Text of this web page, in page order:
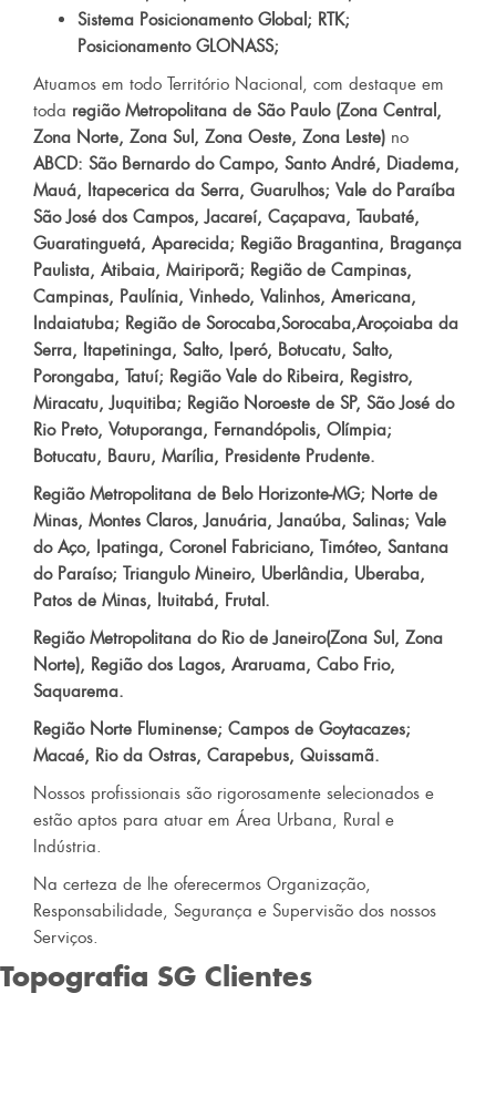
Sistema Posicionamento Global; RTK;
Posicionamento GLONASS;
Atuamos em todo Território Nacional, com destaque em
toda região Metropolitana de São Paulo (Zona Central,
Zona Norte, Zona Sul, Zona Oeste, Zona Leste) no
ABCD: São Bernardo do Campo, Santo André, Diadema,
Mauá, Itapecerica da Serra, Guarulhos; Vale do Paraíba
São José dos Campos, Jacareí, Caçapava, Taubaté,
Guaratinguetá, Aparecida; Região Bragantina, Bragança
Paulista, Atibaia, Mairiporã; Região de Campinas,
Campinas, Paulínia, Vinhedo, Valinhos, Americana,
Indaiatuba; Região de Sorocaba,Sorocaba,Aroçoiaba da
Serra, Itapetininga, Salto, Iperó, Botucatu, Salto,
Porongaba, Tatuí; Região Vale do Ribeira, Registro,
Miracatu, Juquitiba; Região Noroeste de SP, São José do
Rio Preto, Votuporanga, Fernandópolis, Olímpia;
Botucatu, Bauru, Marília, Presidente Prudente.
Região Metropolitana de Belo Horizonte-MG; Norte de
Minas, Montes Claros, Januária, Janaúba, Salinas; Vale
do Aço, Ipatinga, Coronel Fabriciano, Timóteo, Santana
do Paraíso; Triangulo Mineiro, Uberlândia, Uberaba,
Patos de Minas, Ituitabá, Frutal.
Região Metropolitana do Rio de Janeiro(Zona Sul, Zona
Norte), Região dos Lagos, Araruama, Cabo Frio,
Saquarema.
Região Norte Fluminense; Campos de Goytacazes;
Macaé, Rio da Ostras, Carapebus, Quissamã.
Nossos profissionais são rigorosamente selecionados e
estão aptos para atuar em Área Urbana, Rural e
Indústria.
Na certeza de lhe oferecermos Organização,
Responsabilidade, Segurança e Supervisão dos nossos
Serviços.
Topografia SG Clientes